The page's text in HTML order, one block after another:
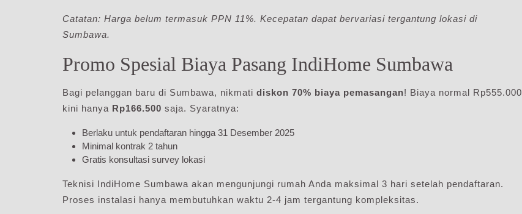
Catatan: Harga belum termasuk PPN 11%. Kecepatan dapat bervariasi tergantung lokasi di
Sumbawa.
Promo Spesial Biaya Pasang IndiHome Sumbawa
Bagi pelanggan baru di Sumbawa, nikmati diskon 70% biaya pemasangan! Biaya normal Rp555.000
kini hanya Rp166.500 saja. Syaratnya:
Berlaku untuk pendaftaran hingga 31 Desember 2025
Minimal kontrak 2 tahun
Gratis konsultasi survey lokasi
Teknisi IndiHome Sumbawa akan mengunjungi rumah Anda maksimal 3 hari setelah pendaftaran.
Proses instalasi hanya membutuhkan waktu 2-4 jam tergantung kompleksitas.